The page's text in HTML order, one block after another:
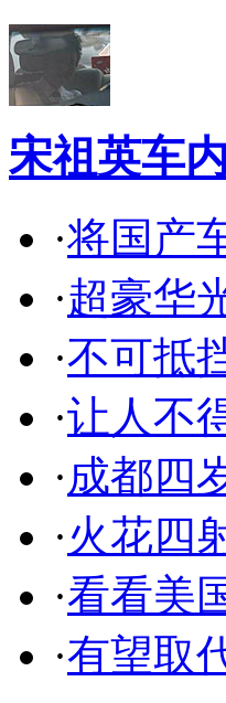
宋祖英车
·将国产
·超豪华
·不可抵
·让人不
·成都四
·火花四
·看看美
·有望取